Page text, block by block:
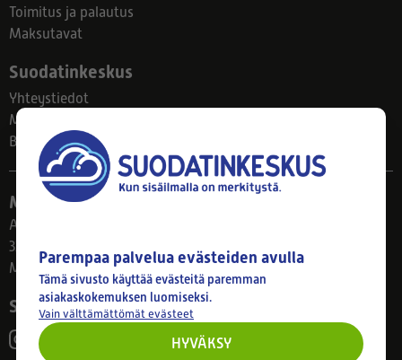
Toimitus ja palautus
Maksutavat
Suodatinkeskus
Yhteystiedot
Meistä
Blogi
Myymälä
Ahlmanintie 61
33800 Tampere
Ma–Pe 8–17
Seuraa meitä
Parempaa palvelua evästeiden avulla
Tämä sivusto käyttää evästeitä paremman
asiakaskokemuksen luomiseksi.
Vain välttämättömät evästeet
HYVÄKSY